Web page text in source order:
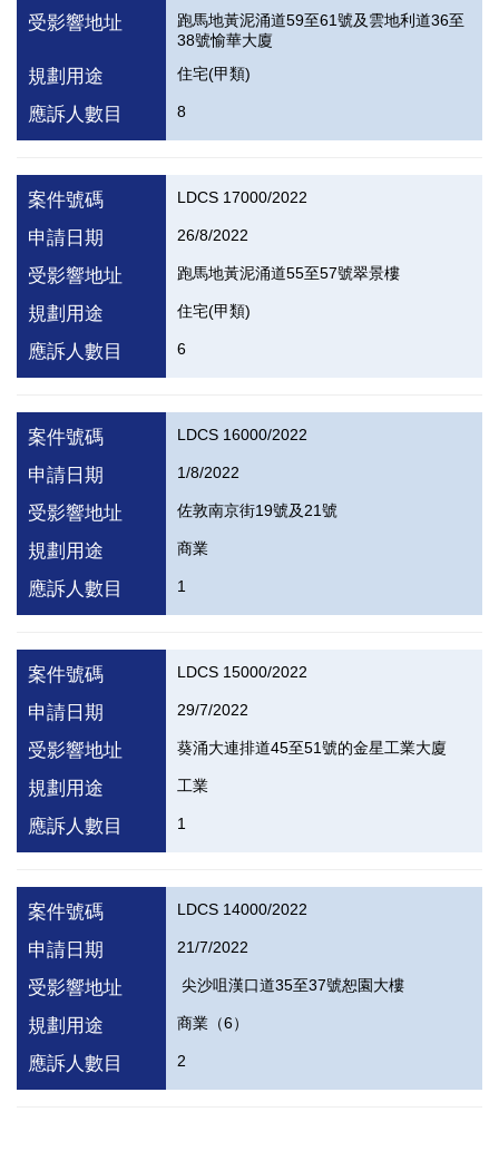
受影響地址
跑馬地黃泥涌道59至61號及雲地利道36至
38號愉華大廈
規劃用途 住宅(甲類)
應訴人數目 8
案件號碼 LDCS 17000/2022
申請日期 26/8/2022
受影響地址 跑馬地黃泥涌道55至57號翠景樓
規劃用途 住宅(甲類)
應訴人數目 6
案件號碼 LDCS 16000/2022
申請日期 1/8/2022
受影響地址 佐敦南京街19號及21號
規劃用途 商業
應訴人數目 1
案件號碼 LDCS 15000/2022
申請日期 29/7/2022
受影響地址 葵涌大連排道45至51號的金星工業大廈
規劃用途 工業
應訴人數目 1
案件號碼 LDCS 14000/2022
申請日期 21/7/2022
受影響地址 尖沙咀漢口道35至37號恕園大樓
規劃用途 商業（6）
應訴人數目 2